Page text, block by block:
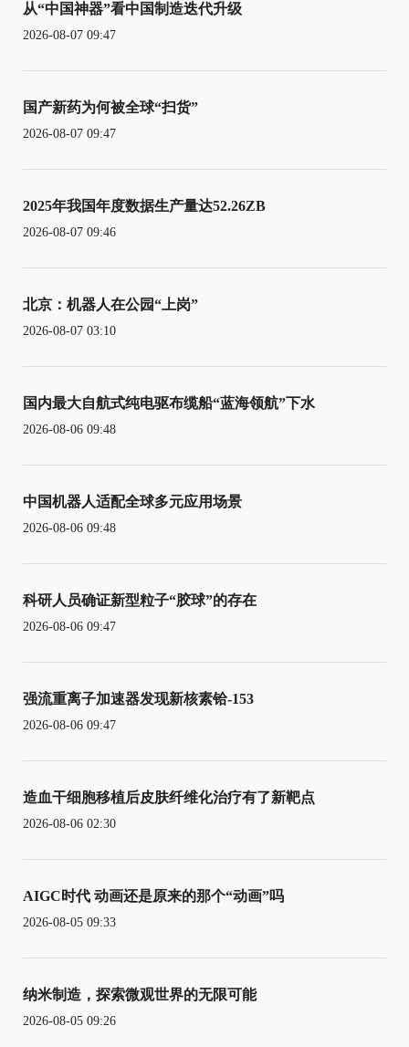
从“中国神器”看中国制造迭代升级
2026-08-07 09:47
国产新药为何被全球“扫货”
2026-08-07 09:47
2025年我国年度数据生产量达52.26ZB
2026-08-07 09:46
北京：机器人在公园“上岗”
2026-08-07 03:10
国内最大自航式纯电驱布缆船“蓝海领航”下水
2026-08-06 09:48
中国机器人适配全球多元应用场景
2026-08-06 09:48
科研人员确证新型粒子“胶球”的存在
2026-08-06 09:47
强流重离子加速器发现新核素铪-153
2026-08-06 09:47
造血干细胞移植后皮肤纤维化治疗有了新靶点
2026-08-06 02:30
AIGC时代 动画还是原来的那个“动画”吗
2026-08-05 09:33
纳米制造，探索微观世界的无限可能
2026-08-05 09:26